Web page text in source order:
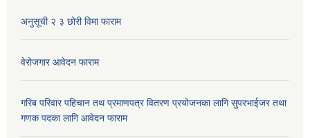
अनुसूची २ ३ छोरी विमा फाराम
वेरोजगार आवेदन फाराम
गरिब परिवार पहिचान तथ प्रमाणपत्र वितरण प्रयोजनका लागि सुपरभाईजर तथा
गणक पदका लागि आवेदन फाराम